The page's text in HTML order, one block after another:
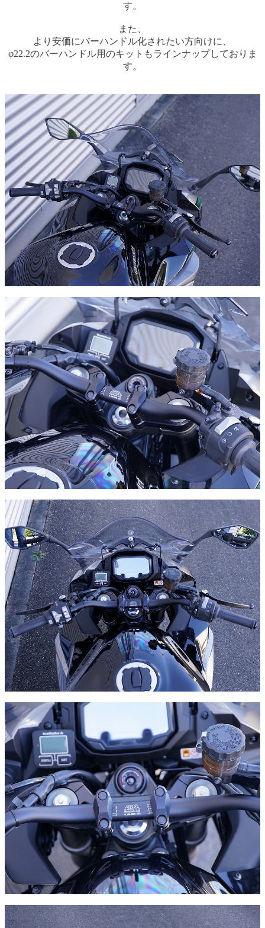
す。
また、
より安価にバーハンドル化されたい方向けに、
φ22.2のバーハンドル用のキットもラインナップしておりま
す。